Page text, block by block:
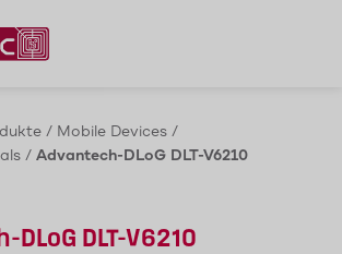
/ Mobile Devices /
/ Advantech-DLoG DLT-V6210
DLT-V6210
Sie uns!